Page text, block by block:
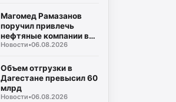
Магомед Рамазанов
поручил привлечь
нефтяные компании в
Дагестан для
Новости•06.08.2026
Объем отгрузки в
Дагестане превысил 60
млрд
Новости•06.08.2026